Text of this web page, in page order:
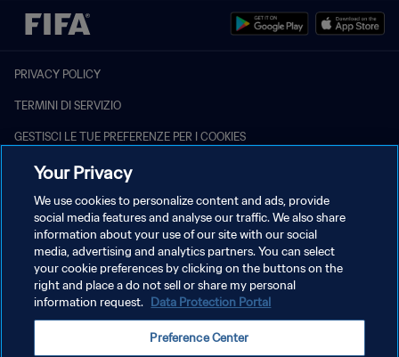
PRIVACY POLICY
TERMINI DI SERVIZIO
GESTISCI LE TUE PREFERENZE PER I COOKIES
Copyright © 1994 - 2026 FIFA. Tutti i diritti riservati.
Your Privacy
We use cookies to personalize content and ads, provide
social media features and analyse our traffic. We also share
information about your use of our site with our social
media, advertising and analytics partners. You can select
your cookie preferences by clicking on the buttons on the
right and place a do not sell or share my personal
information request. Data Protection Portal
Preference Center